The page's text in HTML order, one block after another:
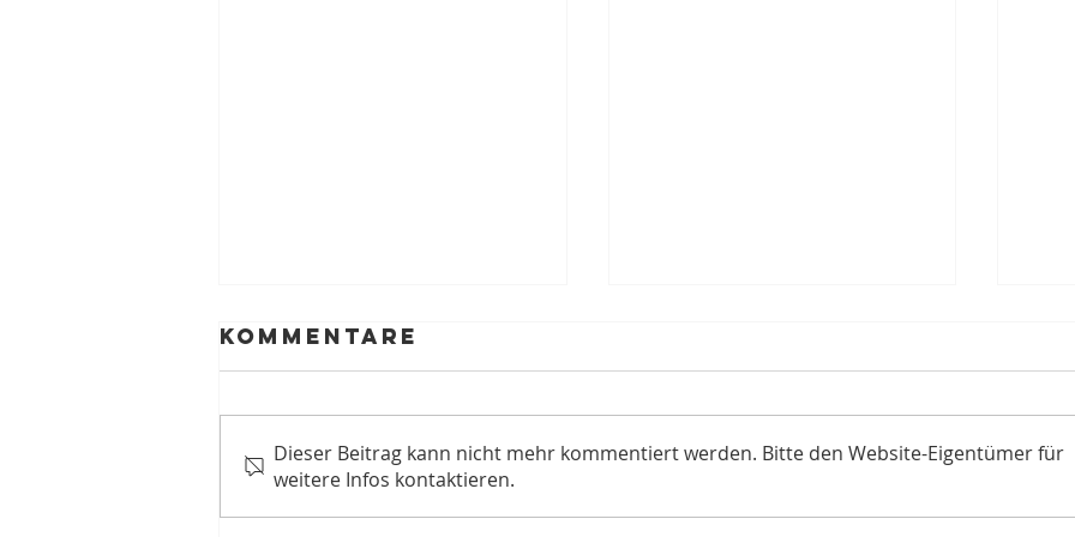
Erste durch
Kommentare
Dieser Beitrag kann nicht mehr kommentiert werden. Bitte den Website-Eigentümer für
weitere Infos kontaktieren.